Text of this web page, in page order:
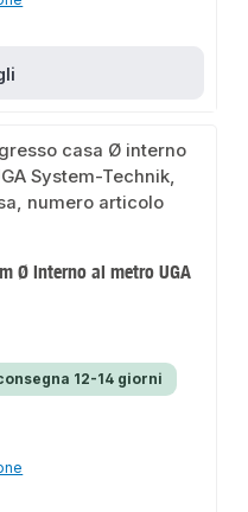
Ø interno al metro UGA
12-14 giorni